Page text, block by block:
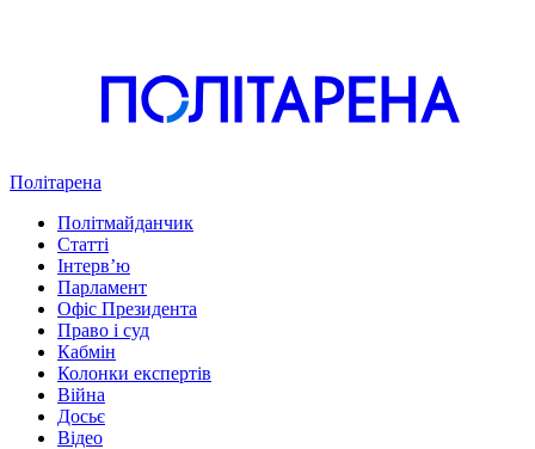
Політарена
Політмайданчик
Статті
Інтервʼю
Парламент
Офіс Президента
Право і суд
Кабмін
Колонки експертів
Війна
Досьє
Відео